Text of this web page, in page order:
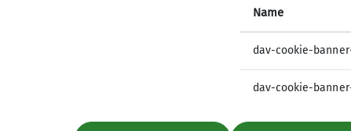
Unser letzter Programmpunkt war die
stolz auf die Leistung unserer
Name
dav-cookie-
dav-cookie-